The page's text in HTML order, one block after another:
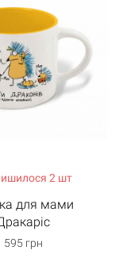
2 шт
для мами
595 грн